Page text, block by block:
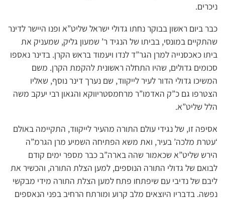
ניכרים.
כבר ביום ראשון בבוקר נחתו גדולי ישראל שליט”א ופנו היישר לדינר
שהתקיים במונסי, בביתו של הנגיד ר’ שמעון גליק, שמעניק את
ביתו כאכסנייה למרן הגר”ד לנדו ויעמוד בראש הקרן. בדינר נאספו
סכומים גדולים, שהיו התחלה ראשונית להקמת הקרן. משם
המשיכו גדולי הדור לעיר לייקווד, שם נערך דינר נוסף, שאליו
הצטרפו גם כ”ק האדמו”ר מרחמסטריווקא והגאון רבי יעקב משה
הלל שליט”א.
אסיפה זו, של נגידי עולם התורה מהעיר לייקווד, התקיימה באולם
‘עטרת מלכה’ בעיר, ואת משא הפתיחה השמיע מרן הגרמ”ה
הירש שליט”א שכאמור שהה בארה”ב כבר מספר ימים קודם
לבואם של גדולי התורה הנוספים, למען הצלת התורה, והכשיר את
ליבם של נדיבי עם שיפתחו פתח למען הצלת התורה מידי מבקשי
נפשה. בדבריו היוצאים מלב קרוע ומורתח הרחיב בפני הנאספים